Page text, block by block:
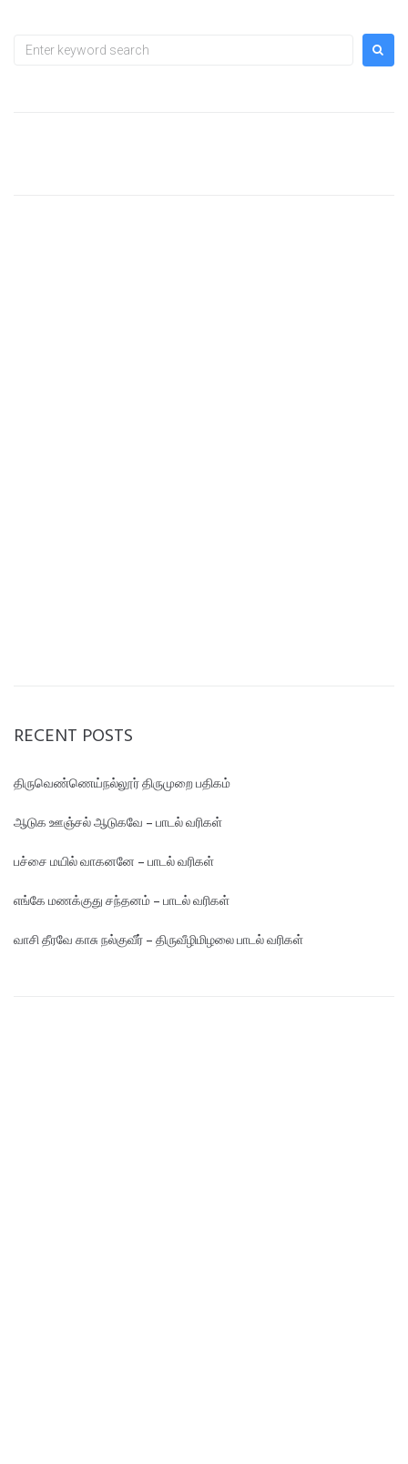
RECENT POSTS
திருவெண்ணெய்நல்லூர் திருமுறை பதிகம்
ஆடுக ஊஞ்சல் ஆடுகவே – பாடல் வரிகள்
பச்சை மயில் வாகனனே – பாடல் வரிகள்
எங்கே மண‌க்குது சந்தனம் – பாடல் வரிகள்
வாசி தீரவே காசு நல்குவீர் – திருவீழிமிழலை பாடல் வரிகள்